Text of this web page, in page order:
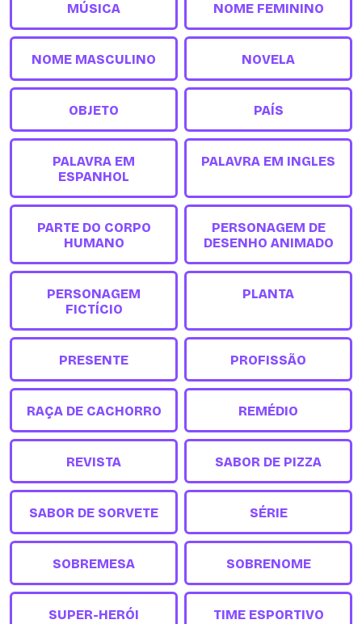
MÚSICA NOME FEMININO
NOME MASCULINO NOVELA
OBJETO PAÍS
PALAVRA EM
ESPANHOL
PALAVRA EM INGLES
PARTE DO CORPO
HUMANO
PERSONAGEM DE
DESENHO ANIMADO
PERSONAGEM
FICTÍCIO
PLANTA
PRESENTE PROFISSÃO
RAÇA DE CACHORRO REMÉDIO
REVISTA SABOR DE PIZZA
SABOR DE SORVETE SÉRIE
SOBREMESA SOBRENOME
SUPER-HERÓI TIME ESPORTIVO